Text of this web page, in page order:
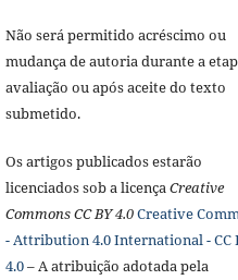
Não será permitido acréscimo ou
mudança de autoria durante a
avaliação ou após aceite do texto
submetido.
Os artigos publicados estarão
licenciados sob a licença Creative
Commons CC BY 4.0Creative
- Attribution 4.0 International - CC
4.0– A atribuição adotada pela